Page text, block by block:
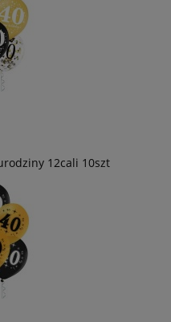
12cali 10szt